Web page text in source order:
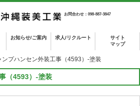
お問合わせ：098-887-3847
お知らせ/ご案内 求人/リクルート
サイト
マップ
ンプハンセン外装工事（4593）-塗装
（4593）-塗装